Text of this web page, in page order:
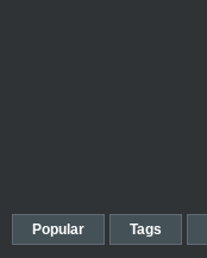
Popular Tags